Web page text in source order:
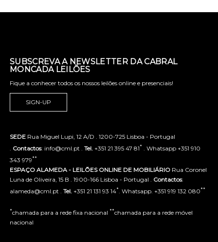
SUBSCREVA A NEWSLETTER DA CABRAL
MONCADA LEILÕES
Fique a conhecer todos os nossos leilões online e presenciais!
SIGN-UP
SEDE Rua Miguel Lupi, 12 A/D . 1200-725 Lisboa - Portugal
Contactos: info@cml.pt . Tel. +351 21 395 47 81* . Whatsapp +351 910
343 979**
ESPAÇO ALAMEDA - LEILÕES ONLINE DE MOBILIÁRIO Rua Coronel
Luna de Oliveira, 15 B . 1900-166 Lisboa - Portugal . Contactos:
alameda@cml.pt . Tel. +351 21 131 93 14* . Whatsapp. +351 919 132 080**
*chamada para a rede fixa nacional **chamada para a rede móvel
nacional